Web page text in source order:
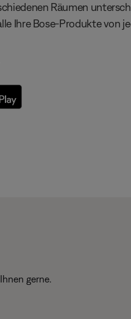
Räumen
Ihre Bose-Produkte von
gerne.